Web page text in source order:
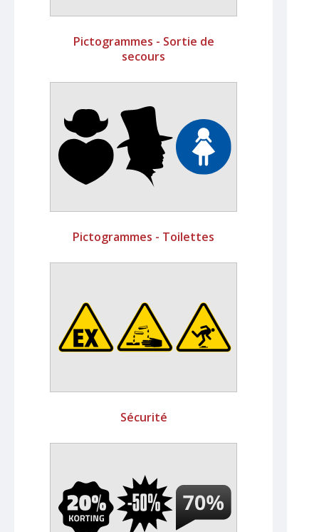
Pictogrammes - Sortie de
secours
Pictogrammes - Toilettes
Sécurité